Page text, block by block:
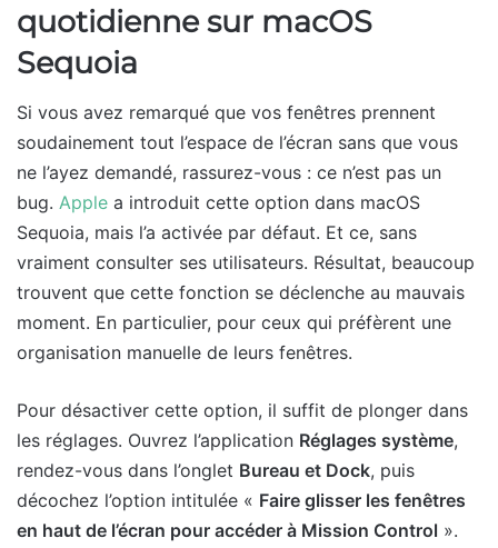
quotidienne sur macOS
Sequoia
Si vous avez remarqué que vos fenêtres prennent
soudainement tout l’espace de l’écran sans que vous
ne l’ayez demandé, rassurez-vous : ce n’est pas un
bug. Apple a introduit cette option dans macOS
Sequoia, mais l’a activée par défaut. Et ce, sans
vraiment consulter ses utilisateurs. Résultat, beaucoup
trouvent que cette fonction se déclenche au mauvais
moment. En particulier, pour ceux qui préfèrent une
organisation manuelle de leurs fenêtres.
Pour désactiver cette option, il suffit de plonger dans
les réglages. Ouvrez l’application Réglages système,
rendez-vous dans l’onglet Bureau et Dock, puis
décochez l’option intitulée « Faire glisser les fenêtres
en haut de l’écran pour accéder à Mission Control ».